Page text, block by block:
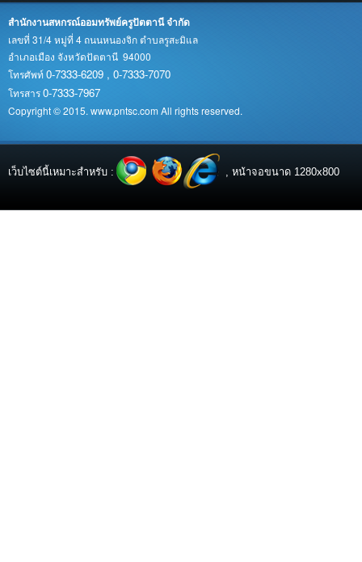
สำนักงานสหกรณ์ออมทรัพย์ครูปัตตานี จำกัด
เลขที่ 31/4 หมู่ที่ 4 ถนนหนองจิก ตำบลรูสะมิแล
อำเภอเมือง จังหวัดปัตตานี 94000
โทรศัพท์0-7333-6209 , 0-7333-7070
โทรสาร0-7333-7967
Copyright © 2015. www.pntsc.com All rights reserved.
เว็บไซต์นี้เหมาะสำหรับ : , หน้าจอขนาด 1280x800